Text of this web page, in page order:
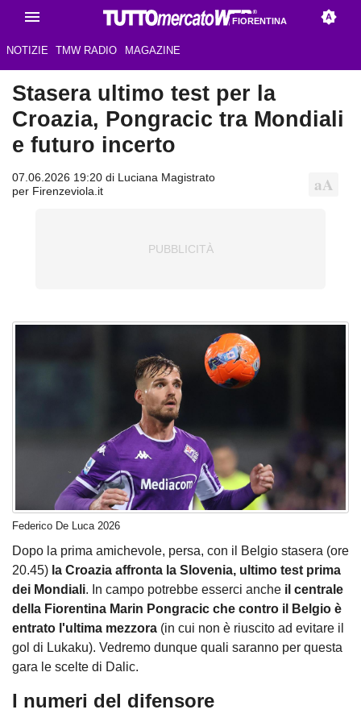
FIORENTINA
NOTIZIE TMW RADIO MAGAZINE
Stasera ultimo test per la
Croazia, Pongracic tra Mondiali
e futuro incerto
07.06.2026 19:20 di Luciana Magistrato
per Firenzeviola.it
Federico De Luca 2026
Dopo la prima amichevole, persa, con il Belgio stasera (ore
20.45) la Croazia affronta la Slovenia, ultimo test prima
dei Mondiali. In campo potrebbe esserci anche il centrale
della Fiorentina Marin Pongracic che contro il Belgio è
entrato l'ultima mezzora (in cui non è riuscito ad evitare il
gol di Lukaku). Vedremo dunque quali saranno per questa
gara le scelte di Dalic.
I numeri del difensore